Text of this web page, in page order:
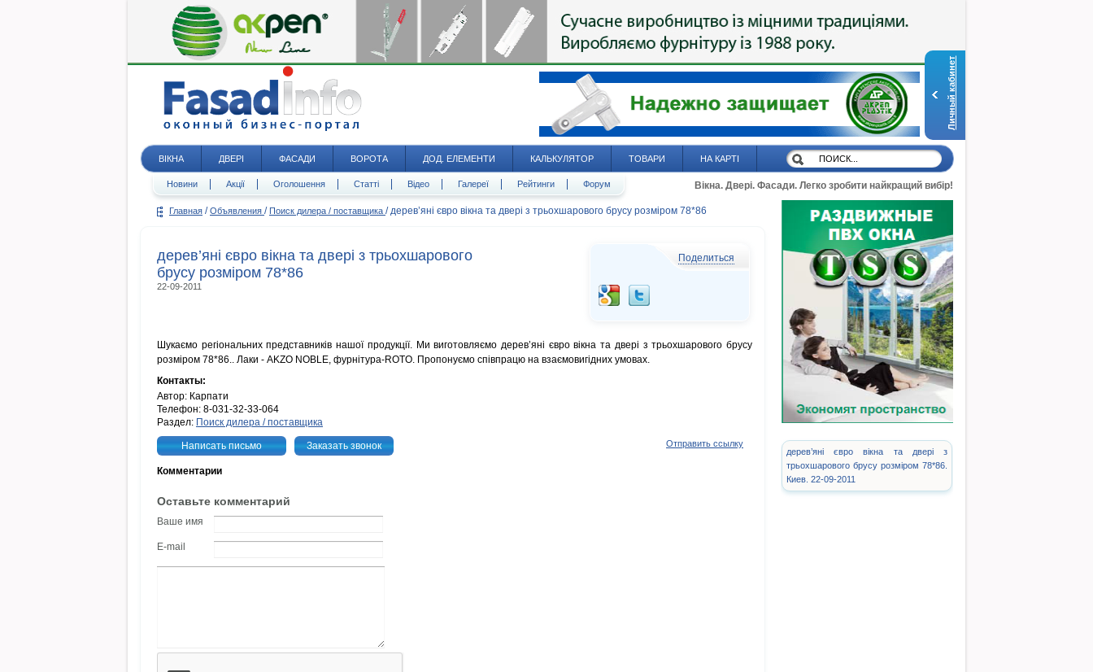
Личный кабинет
ВІКНА ДВЕРІ ФАСАДИ ВОРОТА ДОД. ЕЛЕМЕНТИ КАЛЬКУЛЯТОР ТОВАРИ НА КАРТІ
Новини Акції Оголошення Статті Відео Галереї Рейтинги Форум Вікна. Двері. Фасади. Легко зробити найкращий вибір!
Главная / Объявления / Поиск дилера / поставщика / дерев’яні євро вікна та двері з трьохшарового брусу розміром 78*86
дерев’яні євро вікна та двері з трьохшарового
брусу розміром 78*86
22-09-2011
Поделиться
Шукаємо регіональних представників нашої продукції. Ми виготовляємо дерев’яні євро вікна та двері з трьохшарового брусу
розміром 78*86.. Лаки - AKZO NOBLE, фурнітура-ROTO. Пропонуємо співпрацю на взаємовигідних умовах.
Контакты:
Автор: Карпати
Телефон: 8-031-32-33-064
Раздел: Поиск дилера / поставщика
Написать письмо Заказать звонок Отправить ссылку
Комментарии
Оставьте комментарий
Ваше имя
E-mail
дерев’яні євро вікна та двері з
трьохшарового брусу розміром 78*86.
Киев. 22-09-2011